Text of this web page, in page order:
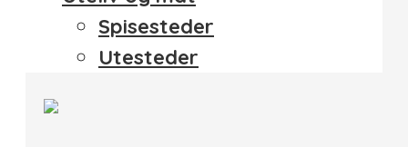
Spisesteder
Utesteder